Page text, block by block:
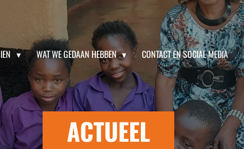
WAT WE GEDAAN HEBBEN CONTACT EN SOCIAL MEDIA
ACTUEEL